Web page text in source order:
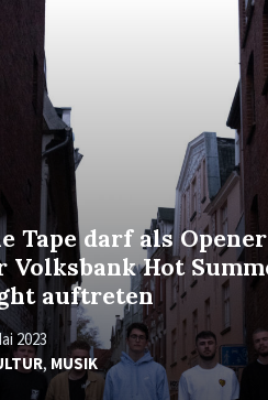
Tape darf als
Volksbank Hot
auftreten
2023
, MUSIK